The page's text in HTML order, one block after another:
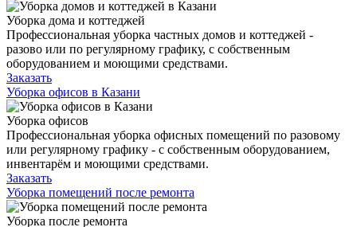
Уборка дома и коттеджей
Профессиональная уборка частных домов и коттеджей -
разово или по регулярному графику, с собственным
оборудованием и моющими средствами.
Заказать
Уборка офисов в Казани
Уборка офисов
Профессиональная уборка офисных помещений по разовому
или регулярному графику - с собственным оборудованием,
инвентарём и моющими средствами.
Заказать
Уборка помещений после ремонта
Уборка после ремонта